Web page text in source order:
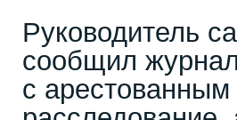
Руководитель
сообщил
с арестованным